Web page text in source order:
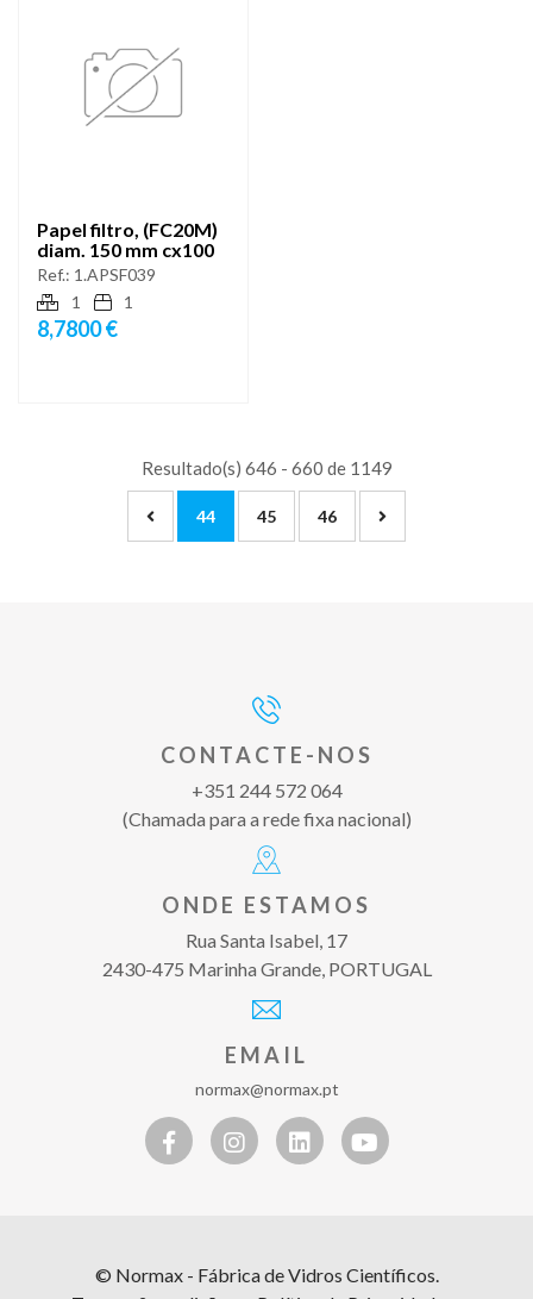
Papel filtro, (FC20M)
diam. 150 mm cx100
Ref.: 1.APSF039
1
1
8,7800 €
Resultado(s) 646 - 660 de 1149
44 45 46
CONTACTE-NOS
+351 244 572 064
(Chamada para a rede fixa nacional)
ONDE ESTAMOS
Rua Santa Isabel, 17
2430-475 Marinha Grande, PORTUGAL
EMAIL
normax@normax.pt
© Normax - Fábrica de Vidros Científicos.